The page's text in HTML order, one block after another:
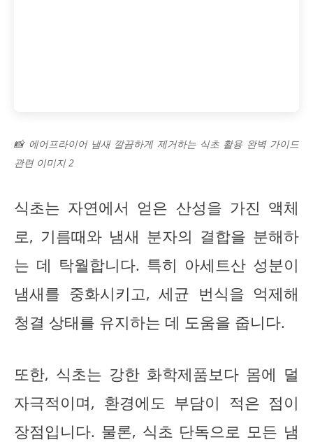
📸 에어프라이어 냄새 깔끔하게 제거하는 식초 활용 완벽 가이드
관련 이미지 2
식초는 자연에서 얻은 산성을 가진 액체
로, 기름때와 냄새 분자의 결합을 분해하
는 데 탁월합니다. 특히 아세트산 성분이
냄새를 중화시키고, 세균 번식을 억제해
청결 상태를 유지하는 데 도움을 줍니다.
또한, 식초는 강한 화학제품보다 몸에 덜
자극적이며, 환경에도 부담이 적은 점이
장점입니다. 물론, 식초 단독으로 모든 냄